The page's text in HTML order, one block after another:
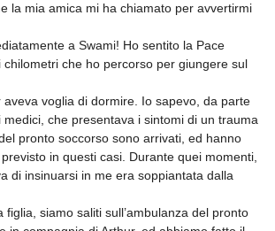
la mia amica mi ha chiamato per avvertirmi
a Swami! Ho sentito la Pace
che ho percorso per giungere sul
aveva voglia di dormire. Io sapevo, da parte
che presentava i sintomi di un trauma
pronto soccorso sono arrivati, ed hanno
in questi casi. Durante quei momenti,
di insinuarsi in me era soppiantata dalla
figlia, siamo saliti sull’ambulanza del pronto